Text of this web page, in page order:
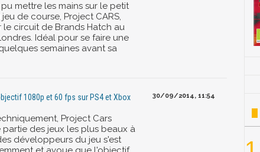
mettre les mains sur le petit
de course, Project CARS,
le circuit de Brands Hatch au
Idéal pour se faire une
semaines avant sa
1080p et 60 fps sur PS4 et Xbox
Project Cars
partie des jeux les plus beaux à
développeurs du jeu s'est
30/09/2014, 11:54